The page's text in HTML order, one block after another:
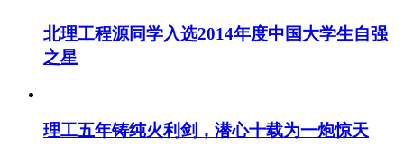
北理工程源同学入选2014年度中国大学生自强
之星
理工五年铸纯火利剑，潜心十载为一炮惊天